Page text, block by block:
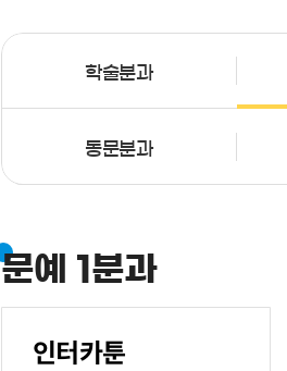
학술분과
동문분과
문예 1분과
인터카툰